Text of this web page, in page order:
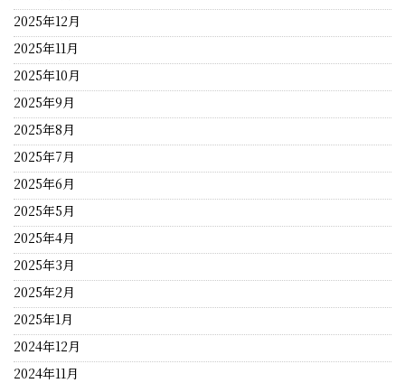
2025年12月
2025年11月
2025年10月
2025年9月
2025年8月
2025年7月
2025年6月
2025年5月
2025年4月
2025年3月
2025年2月
2025年1月
2024年12月
2024年11月